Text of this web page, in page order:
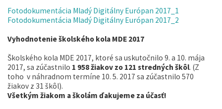
Fotodokumentácia Mladý Digitálny Európan 2017_1
Fotodokumentácia Mladý Digitálny Európan 2017_2
Vyhodnotenie školského kola MDE 2017
Školského kola MDE 2017, ktoré sa uskutočnilo 9. a 10. mája
2017, sa zúčastnilo 1 958 žiakov zo 121 stredných škôl. (Z
toho v náhradnom termíne 10. 5. 2017 sa zúčastnilo 570
žiakov z 31 škôl).
Všetkým žiakom a školám ďakujeme za účasť!